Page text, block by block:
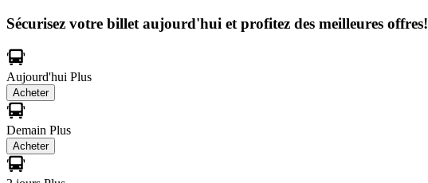
Sécurisez votre billet aujourd'hui et profitez des meilleures offres!
Aujourd'hui Plus
Acheter
Demain Plus
Acheter